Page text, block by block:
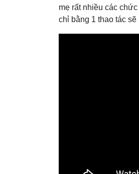
mẹ rất nhiều các
chỉ bằng 1 thao tác